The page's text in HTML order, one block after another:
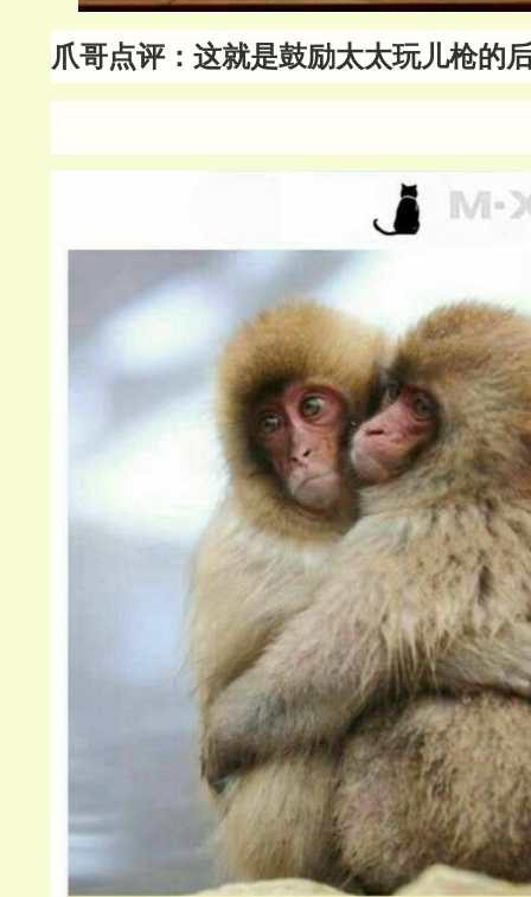
爪哥点评：这就是鼓励太太玩儿枪的